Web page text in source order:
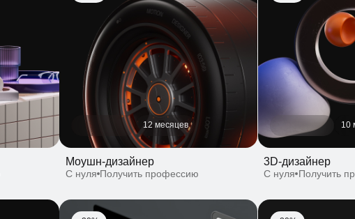
12 месяцев
Моушн-дизайнер
С нуля Получить профессию
10 месяцев
Получить профессию
-20% -20%